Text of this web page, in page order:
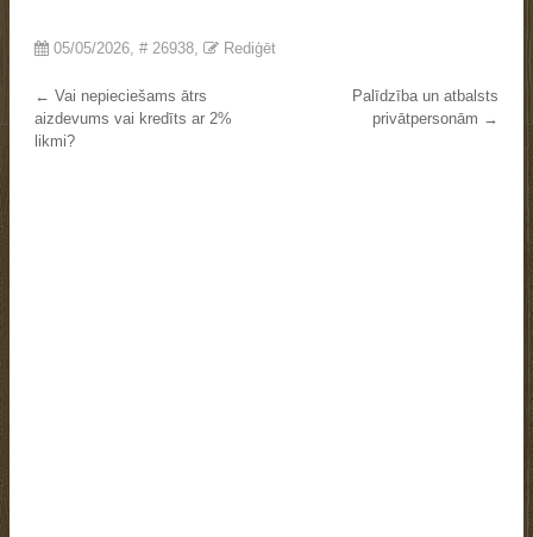
05/05/2026, # 26938, Rediģēt
← Vai nepieciešams ātrs
aizdevums vai kredīts ar 2%
likmi?
Palīdzība un atbalsts
privātpersonām →